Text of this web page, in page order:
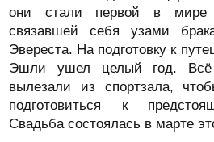
они стали первой в мире
связавшей себя узами
Эвереста. На подготовку к
Эшли ушел целый год.
вылезали из спортзала,
подготовиться к
Свадьба состоялась в марте